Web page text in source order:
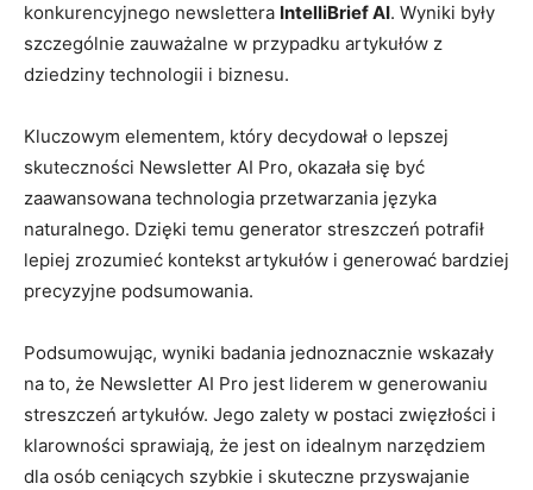
konkurencyjnego⁢ newslettera IntelliBrief AI. ‍Wyniki ⁤były
szczególnie zauważalne w ⁣przypadku⁢ artykułów z
dziedziny technologii i biznesu.
Kluczowym​ elementem, który ‍decydował o⁣ lepszej⁣
skuteczności Newsletter AI Pro, okazała się być
zaawansowana technologia przetwarzania ‍języka
naturalnego. ⁢Dzięki temu⁣ generator ⁢streszczeń potrafił
lepiej zrozumieć kontekst artykułów ​i generować bardziej
⁣precyzyjne podsumowania.
Podsumowując, wyniki ‌badania jednoznacznie wskazały‌
na to, że Newsletter AI​ Pro jest liderem w‍ generowaniu
⁤streszczeń artykułów. Jego zalety w postaci ‍zwięzłości‌ i
klarowności sprawiają, że jest​ on idealnym narzędziem
dla osób ceniących ​szybkie i skuteczne ⁤przyswajanie